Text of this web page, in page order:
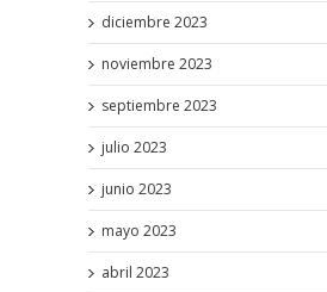
diciembre 2023
noviembre 2023
septiembre 2023
julio 2023
junio 2023
mayo 2023
abril 2023